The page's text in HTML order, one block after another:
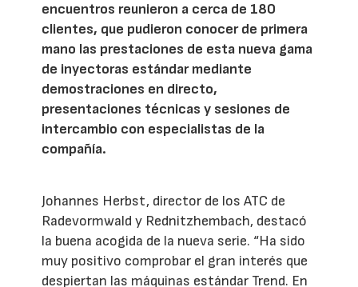
encuentros reunieron a cerca de 180
clientes, que pudieron conocer de primera
mano las prestaciones de esta nueva gama
de inyectoras estándar mediante
demostraciones en directo,
presentaciones técnicas y sesiones de
intercambio con especialistas de la
compañía.
Johannes Herbst, director de los ATC de
Radevormwald y Rednitzhembach, destacó
la buena acogida de la nueva serie. “Ha sido
muy positivo comprobar el gran interés que
despiertan las máquinas estándar Trend. En